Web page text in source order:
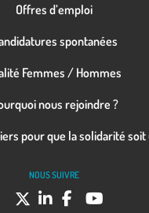
Offres d’emploi
spontanées
Femmes / Hommes
nous rejoindre ?
pour que la solidarité soit
NOUS SUIVRE